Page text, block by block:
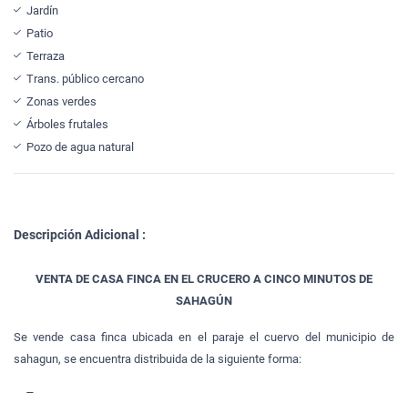
Jardín
Patio
Terraza
Trans. público cercano
Zonas verdes
Árboles frutales
Pozo de agua natural
Descripción Adicional :
VENTA DE CASA FINCA EN EL CRUCERO A CINCO MINUTOS DE
SAHAGÚN
Se vende casa finca ubicada en el paraje el cuervo del municipio de
sahagun, se encuentra distribuida de la siguiente forma: